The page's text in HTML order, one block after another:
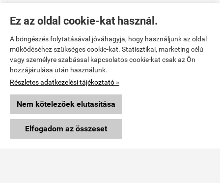
Ez az oldal cookie-kat használ.
A böngészés folytatásával jóváhagyja, hogy használjunk az oldal
működéséhez szükséges cookie-kat. Statisztikai, marketing célú
vagy személyre szabással kapcsolatos cookie-kat csak az Ön
hozzájárulása után használunk.
Részletes adatkezelési tájékoztató »
Nem kötelezőek elutasítása
Elfogadom az összeset
Navigáció
Saját fiók
Együttműködés
Üzemeltető
Vibi Kft.
9024 Győr, Malomszéki u. 3-5.
TELEFON: 06 96 444 600
Makita HR4003C fúró-vésőkalapács (36 hónap garancia)
Részletek »